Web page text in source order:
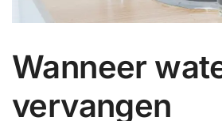
Wanneer
vervangen